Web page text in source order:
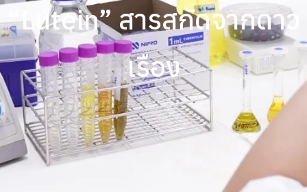
“Lutein” สารสกัดจากดาว
เรือง